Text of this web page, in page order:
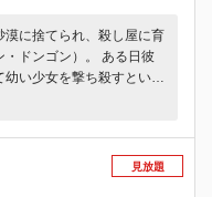
漠に捨てられ、殺し屋に育
・ドンゴン）。 ある日彼
幼い少女を撃ち殺すとい
ミスを犯してしまう。
けばもがくほど、葬り去っ
記憶が蘇ってくるのだっ
ら新たな暗殺命令が出る。
見放題